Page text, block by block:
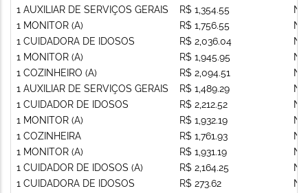
1 AUXILIAR DE SERVIÇOS GERAIS
1 MONITOR (A)
1 CUIDADORA DE IDOSOS
1 MONITOR (A)
1 COZINHEIRO (A)
1 AUXILIAR DE SERVIÇOS GERAIS
1 CUIDADOR DE IDOSOS
1 MONITOR (A)
1 COZINHEIRA
1 MONITOR (A)
1 CUIDADOR DE IDOSOS (A)
1 CUIDADORA DE IDOSOS
R$ 1,354.55
R$ 1,756.55
R$ 2,036.04
R$ 1,945.95
R$ 2,094.51
R$ 1,489.29
R$ 2,212.52
R$ 1,932.19
R$ 1,761.93
R$ 1,931.19
R$ 2,164.25
R$ 273.62